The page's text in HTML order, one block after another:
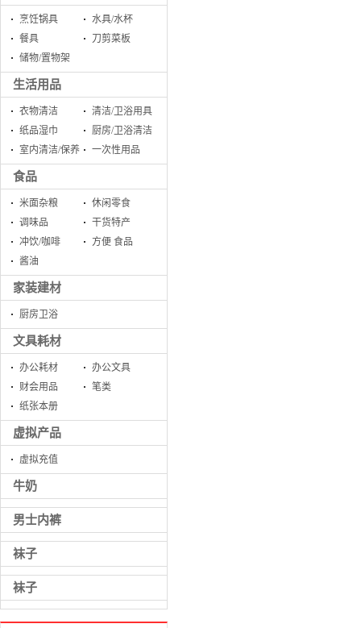
烹饪锅具
水具/水杯
餐具
刀剪菜板
储物/置物架
生活用品
衣物清洁
清洁/卫浴用具
纸品湿巾
厨房/卫浴清洁
室内清洁/保养
一次性用品
食品
米面杂粮
休闲零食
调味品
干货特产
冲饮/咖啡
方便 食品
酱油
家装建材
厨房卫浴
文具耗材
办公耗材
办公文具
财会用品
笔类
纸张本册
虚拟产品
虚拟充值
牛奶
男士内裤
袜子
袜子